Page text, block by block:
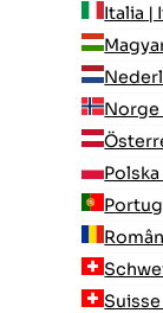
Italia |
Norge